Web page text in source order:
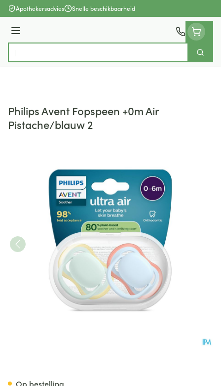
Ga naar de inhoud
Apothekersadvies Snelle beschikbaarheid
Menu
Product, merk, categorie...
Zoek
Philips Avent Fopspeen +0m Air
Pistache/blauw 2
Op bestelling